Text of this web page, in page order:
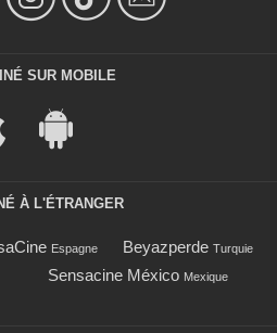
SUR MOBILE
À L'ÉTRANGER
Espagne Beyazperde Turquie
Sensacine México Mexique